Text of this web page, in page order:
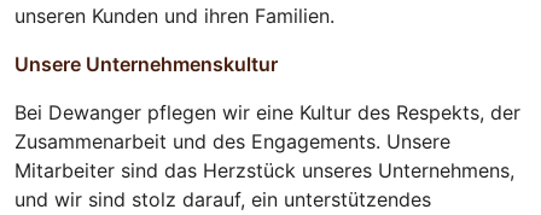
unseren Kunden und ihren Familien.
Unsere Unternehmenskultur
Bei Dewanger pflegen wir eine Kultur des Respekts, der
Zusammenarbeit und des Engagements. Unsere
Mitarbeiter sind das Herzstück unseres Unternehmens,
und wir sind stolz darauf, ein unterstützendes